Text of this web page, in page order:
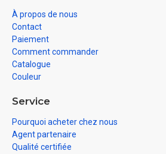
À propos de nous
Contact
Paiement
Comment commander
Catalogue
Couleur
Service
Pourquoi acheter chez nous
Agent partenaire
Qualité certifiée